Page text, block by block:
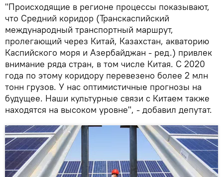
"Происходящие в регионе процессы показывают,
что Средний коридор (Транскаспийский
международный транспортный маршрут,
пролегающий через Китай, Казахстан, акваторию
Каспийского моря и Азербайджан - ред.) привлек
внимание ряда стран, в том числе Китая. С 2020
года по этому коридору перевезено более 2 млн
тонн грузов. У нас оптимистичные прогнозы на
будущее. Наши культурные связи с Китаем также
находятся на высоком уровне", - добавил депутат.